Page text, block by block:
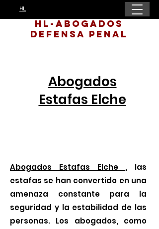
HL
HL-Abogados
Defensa Penal
Abogados
Estafas Elche
Abogados Estafas Elche , las
estafas se han convertido en una
amenaza constante para la
seguridad y la estabilidad de las
personas. Los abogados, como